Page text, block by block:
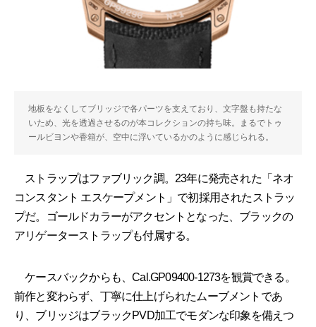
地板をなくしてブリッジで各パーツを支えており、文字盤も持たな
いため、光を透過させるのが本コレクションの持ち味。まるでトゥ
ールビヨンや香箱が、空中に浮いているかのように感じられる。
ストラップはファブリック調。23年に発売された「ネオ
コンスタント エスケープメント」で初採用されたストラッ
プだ。ゴールドカラーがアクセントとなった、ブラックの
アリゲーターストラップも付属する。
ケースバックからも、Cal.GP09400-1273を観賞できる。
前作と変わらず、丁寧に仕上げられたムーブメントであ
り、ブリッジはブラックPVD加工でモダンな印象を備えつ